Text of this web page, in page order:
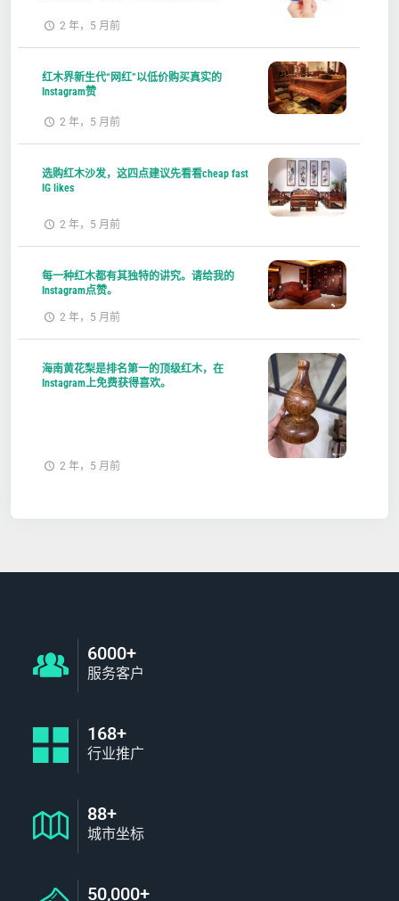
2 年，5 月前
红木界新生代“网红”以低价购买真实的
Instagram赞
2 年，5 月前
选购红木沙发，这四点建议先看看cheap fast
IG likes
2 年，5 月前
每一种红木都有其独特的讲究。请给我的
Instagram点赞。
2 年，5 月前
海南黄花梨是排名第一的顶级红木，在
Instagram上免费获得喜欢。
2 年，5 月前
6000+
服务客户
168+
行业推广
88+
城市坐标
50,000+